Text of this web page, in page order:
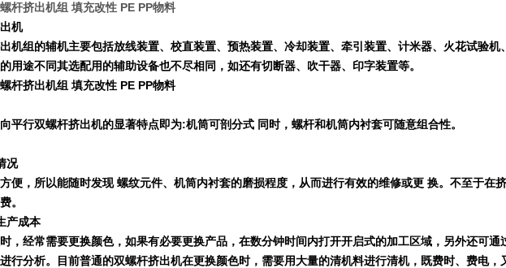
杆挤出机组 填充改性 PE PP物料
机
机组的辅机主要包括放线装置、校直装置、预热装置、冷却装置、牵引装置、计米器、火花试验机
用途不同其选配用的辅助设备也不尽相同，如还有切断器、吹干器、印字装置等。
杆挤出机组 填充改性 PE PP物料
平行双螺杆挤出机的显著特点即为:机筒可剖分式 同时，螺杆和机筒内衬套可随意组合性。
况
便，所以能随时发现 螺纹元件、机筒内衬套的磨损程度，从而进行有效的维修或更 换。不至于在
。
产成本
，经常需要更换颜色，如果有必要更换产品，在数分钟时间内打开开启式的加工区域，另外还可
行分析。目前普通的双螺杆挤出机在更换颜色时， 需要用大量的清机料进行清机，既费时、费电